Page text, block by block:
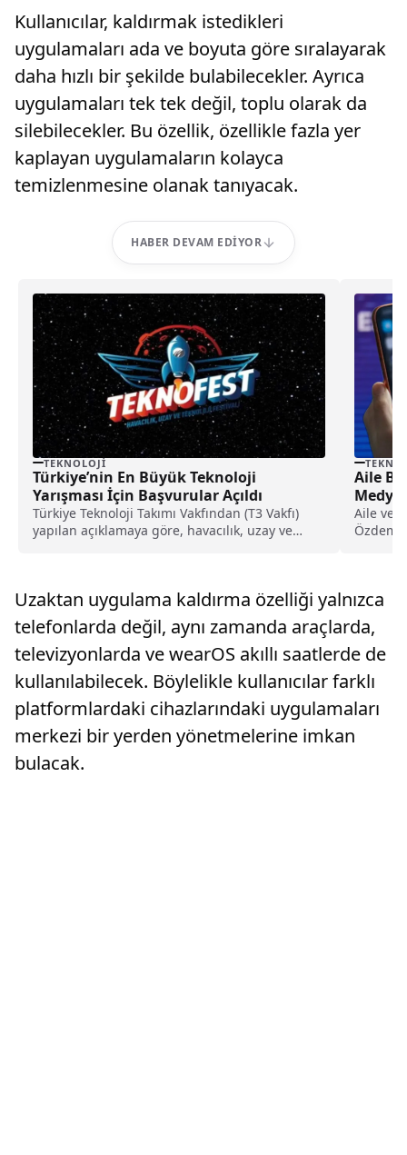
Kullanıcılar, kaldırmak istedikleri
uygulamaları ada ve boyuta göre sıralayarak
daha hızlı bir şekilde bulabilecekler. Ayrıca
uygulamaları tek tek değil, toplu olarak da
silebilecekler. Bu özellik, özellikle fazla yer
kaplayan uygulamaların kolayca
temizlenmesine olanak tanıyacak.
HABER DEVAM EDIYOR
TEKNOLOJI
Türkiye’nin En Büyük Teknoloji
Yarışması İçin Başvurular Açıldı
Türkiye Teknoloji Takımı Vakfından (T3 Vakfı)
yapılan açıklamaya göre, havacılık, uzay ve
Aile
Aile ve
Uzaktan uygulama kaldırma özelliği yalnızca
telefonlarda değil, aynı zamanda araçlarda,
televizyonlarda ve wearOS akıllı saatlerde de
kullanılabilecek. Böylelikle kullanıcılar farklı
platformlardaki cihazlarındaki uygulamaları
merkezi bir yerden yönetmelerine imkan
bulacak.